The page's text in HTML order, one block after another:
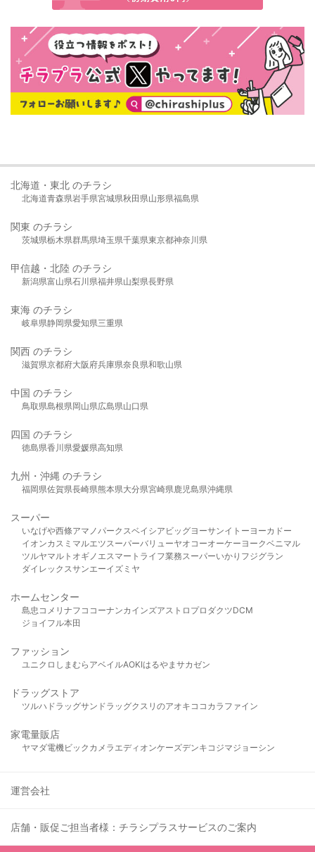
北海道・東北 のチラシ
北海道青森県岩手県宮城県秋田県山形県福島県
関東 のチラシ
茨城県栃木県群馬県埼玉県千葉県東京都神奈川県
甲信越・北陸 のチラシ
新潟県富山県石川県福井県山梨県長野県
東海 のチラシ
岐阜県静岡県愛知県三重県
関西 のチラシ
滋賀県京都府大阪府兵庫県奈良県和歌山県
中国 のチラシ
鳥取県島根県岡山県広島県山口県
四国 のチラシ
徳島県香川県愛媛県高知県
九州・沖縄 のチラシ
福岡県佐賀県長崎県熊本県大分県宮崎県鹿児島県沖縄県
スーパー
いなげや西條アマノパークスベイシア ビッグヨーサンイトーヨーカドー
イオンカスミ マルエツスーパーバリューヤオコーオーケー ヨークベニマル
ツルヤマルト オギノ エスマート ライフ業務スーパーいかり フジグラン
ダイレックスサンエーイズミヤ
ホームセンター
島忠 コメリ ナフコ コーナンカインズアストロプロダクツDCM
ジョイフル本田
ファッション
ユニクロ しまむら アベイルAOKIはるやま サカゼン
ドラッグストア
ツルハドラッグサンドラッグクスリのアオキ ココカラファイン
家電量販店
ヤマダ電機ビックカメラ エディオンケーズデンキ コジマジョーシン
運営会社
店舗・販促ご担当者様：チラシプラスサービスのご案内